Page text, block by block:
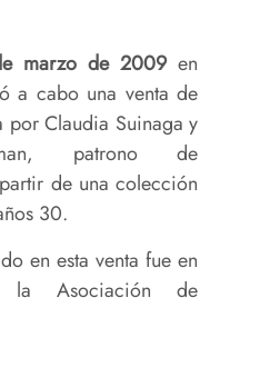
marzo de 2009en
a cabo una venta de
por Claudia Suinaga y
patrono de
de una colección
30.
en esta venta fue en
la Asociación de